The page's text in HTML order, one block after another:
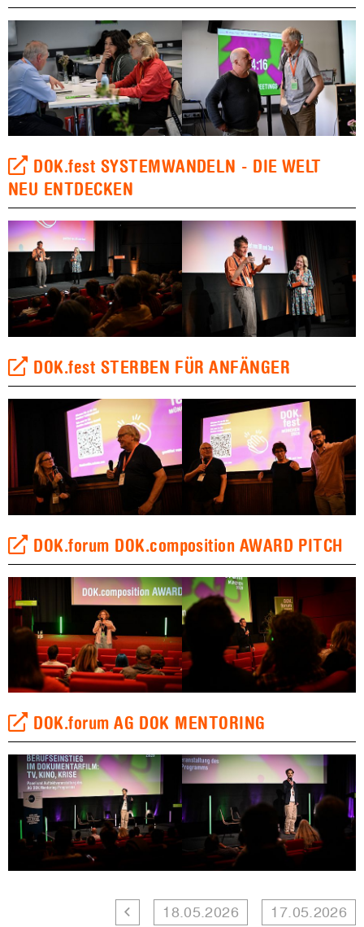
DOK.fest SYSTEMWANDELN - DIE WELT
NEU ENTDECKEN
DOK.fest STERBEN FÜR ANFÄNGER
DOK.forum DOK.composition AWARD PITCH
DOK.forum AG DOK MENTORING
18.05.2026 17.05.2026